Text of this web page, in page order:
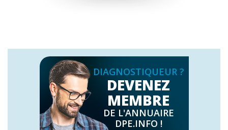
DIAGNOSTIQUEUR ?
DEVENEZ
MEMBRE
DE L'ANNUAIRE
DPE.INFO !